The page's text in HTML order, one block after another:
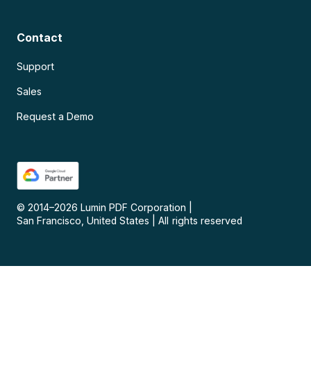
Contact
Support
Sales
Request a Demo
© 2014–2026 Lumin PDF Corporation
San Francisco, United States
All rights reserved